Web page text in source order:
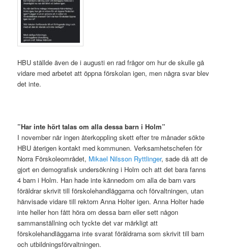
HBU ställde även de i augusti en rad frågor om hur de skulle gå
vidare med arbetet att öppna förskolan igen, men några svar blev
det inte.
”Har inte hört talas om alla dessa barn i Holm”
I november när ingen återkoppling skett efter tre månader sökte
HBU återigen kontakt med kommunen. Verksamhetschefen för
Norra Förskoleområdet, Mikael Nilsson Ryttlinger, sade då att de
gjort en demografisk undersökning i Holm och att det bara fanns
4 barn i Holm. Han hade inte kännedom om alla de barn vars
föräldrar skrivit till förskolehandläggarna och förvaltningen, utan
hänvisade vidare till rektorn Anna Holter igen. Anna Holter hade
inte heller hon fått höra om dessa barn eller sett någon
sammanställning och tyckte det var märkligt att
förskolehandläggarna inte svarat föräldrarna som skrivit till barn
och utbildningsförvaltningen.